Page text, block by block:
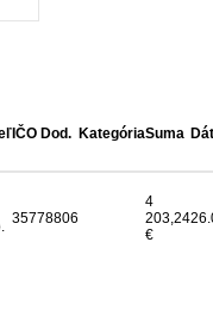
IČO Dod. KategóriaSuma
35778806
4
203,24
€